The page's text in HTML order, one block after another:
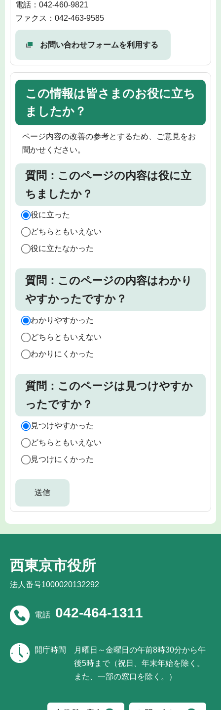
電話：042-460-9821
ファクス：042-463-9585
お問い合わせフォームを利用する
この情報は皆さまのお役に立ち
ましたか？
ページ内容の改善の参考とするため、ご意見をお
聞かせください。
質問：このページの内容は役に立
ちましたか？
役に立った
どちらともいえない
役に立たなかった
質問：このページの内容はわかり
やすかったですか？
わかりやすかった
どちらともいえない
わかりにくかった
質問：このページは見つけやすか
ったですか？
見つけやすかった
どちらともいえない
見つけにくかった
西東京市役所
法人番号1000020132292
電話 042-464-1311
開庁時間
月曜日～金曜日の午前8時30分から午
後5時まで（祝日、年末年始を除く。
また、一部の窓口を除く。）